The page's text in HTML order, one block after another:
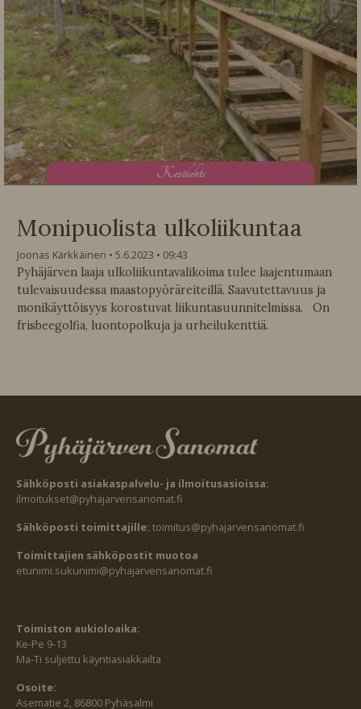
Kesälehti
Monipuolista ulkoliikuntaa
Joonas Kärkkäinen 5.6.2023
09:43
Pyhäjärven laaja ulkoliikuntavalikoima tulee laajentumaan
tulevaisuudessa maastopyöräreiteillä. Saavutettavuus ja
monikäyttöisyys korostuvat liikuntasuunnitelmissa. On
frisbeegolfia, luontopolkuja ja urheilukenttiä.
Sähköposti asiakaspalvelu- ja ilmoitusasioissa:
ilmoitukset@pyhajarvensanomat.fi
Sähköposti toimittajille: toimitus@pyhajarvensanomat.fi
Toimittajien sähköpostit muotoa
etunimi.sukunimi@pyhajarvensanomat.fi
Toimiston aukioloaika:
Ke-Pe 9-13
Ma-Ti suljettu käyntiasiakkailta
Osoite:
Asematie 2, 86800 Pyhäsalmi